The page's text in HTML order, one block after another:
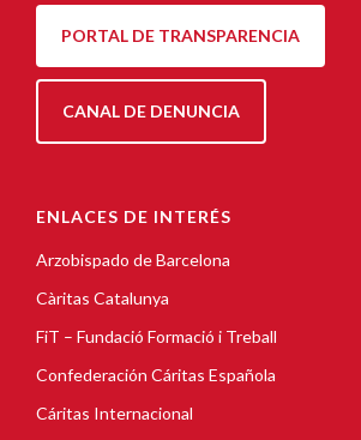
PORTAL DE TRANSPARENCIA
CANAL DE DENUNCIA
ENLACES DE INTERÉS
Arzobispado de Barcelona
Càritas Catalunya
FiT – Fundació Formació i Treball
Confederación Cáritas Española
Cáritas Internacional